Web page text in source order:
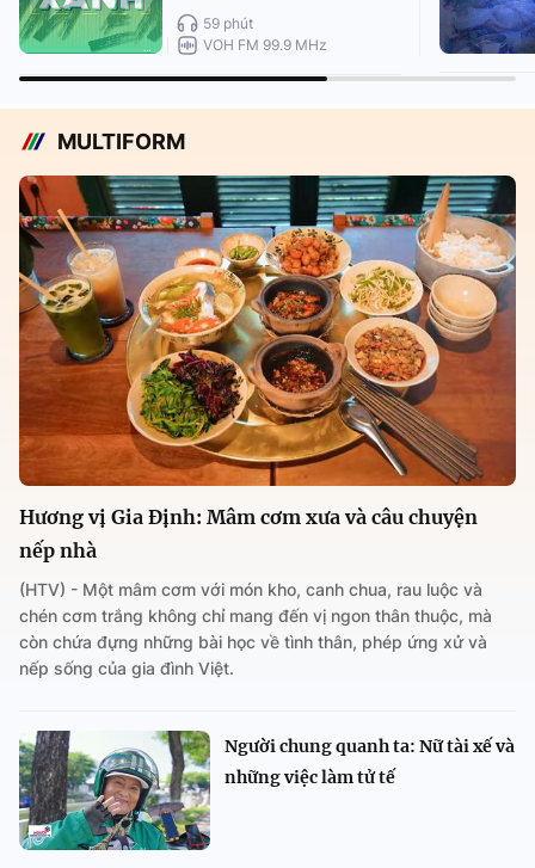
59 phút
VOH FM 99.9 MHz
MULTIFORM
Hương vị Gia Định: Mâm cơm xưa và câu chuyện
nếp nhà
(HTV) - Một mâm cơm với món kho, canh chua, rau luộc và
chén cơm trắng không chỉ mang đến vị ngon thân thuộc, mà
còn chứa đựng những bài học về tình thân, phép ứng xử và
nếp sống của gia đình Việt.
Người chung quanh ta: Nữ tài xế và
những việc làm tử tế